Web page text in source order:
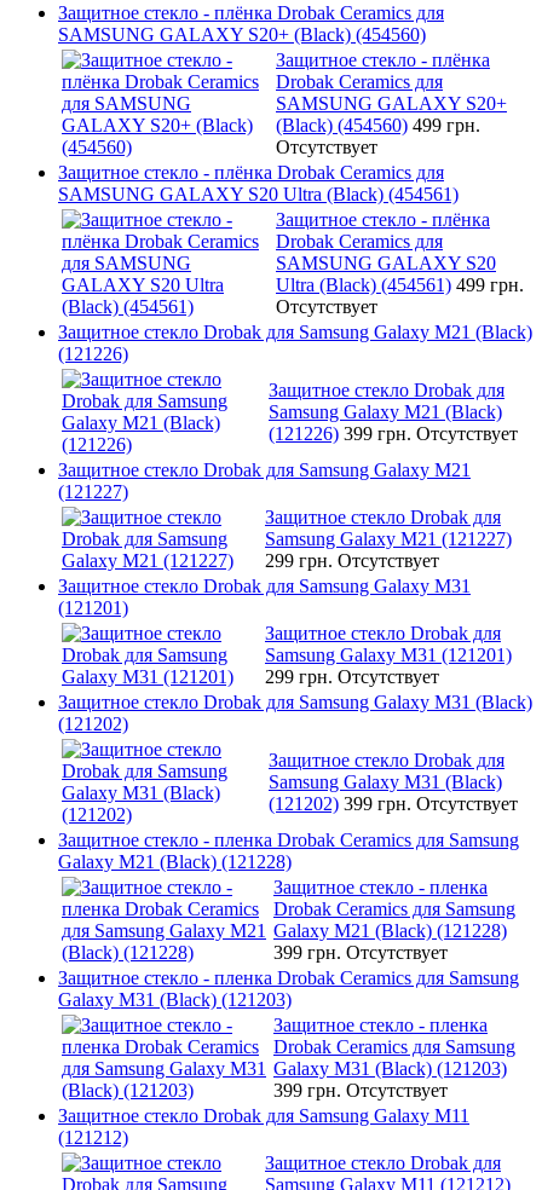
Защитное стекло - плёнка Drobak Ceramics для
SAMSUNG GALAXY S20+ (Black) (454560)
Защитное стекло - плёнка
Drobak Ceramics для
SAMSUNG GALAXY S20+
(Black) (454560) 499 грн.
Отсутствует
Защитное стекло - плёнка Drobak Ceramics для
SAMSUNG GALAXY S20 Ultra (Black) (454561)
Защитное стекло - плёнка
Drobak Ceramics для
SAMSUNG GALAXY S20
Ultra (Black) (454561) 499 грн.
Отсутствует
Защитное стекло Drobak для Samsung Galaxy М21 (Black)
(121226)
Защитное стекло Drobak для
Samsung Galaxy М21 (Black)
(121226) 399 грн. Отсутствует
Защитное стекло Drobak для Samsung Galaxy М21
(121227)
Защитное стекло Drobak для
Samsung Galaxy М21 (121227)
299 грн. Отсутствует
Защитное стекло Drobak для Samsung Galaxy М31
(121201)
Защитное стекло Drobak для
Samsung Galaxy М31 (121201)
299 грн. Отсутствует
Защитное стекло Drobak для Samsung Galaxy М31 (Black)
(121202)
Защитное стекло Drobak для
Samsung Galaxy М31 (Black)
(121202) 399 грн. Отсутствует
Защитное стекло - пленка Drobak Ceramics для Samsung
Galaxy M21 (Black) (121228)
Защитное стекло - пленка
Drobak Ceramics для Samsung
Galaxy M21 (Black) (121228)
399 грн. Отсутствует
Защитное стекло - пленка Drobak Ceramics для Samsung
Galaxy M31 (Black) (121203)
Защитное стекло - пленка
Drobak Ceramics для Samsung
Galaxy M31 (Black) (121203)
399 грн. Отсутствует
Защитное стекло Drobak для Samsung Galaxy M11
(121212)
Защитное стекло Drobak для
Samsung Galaxy M11 (121212)